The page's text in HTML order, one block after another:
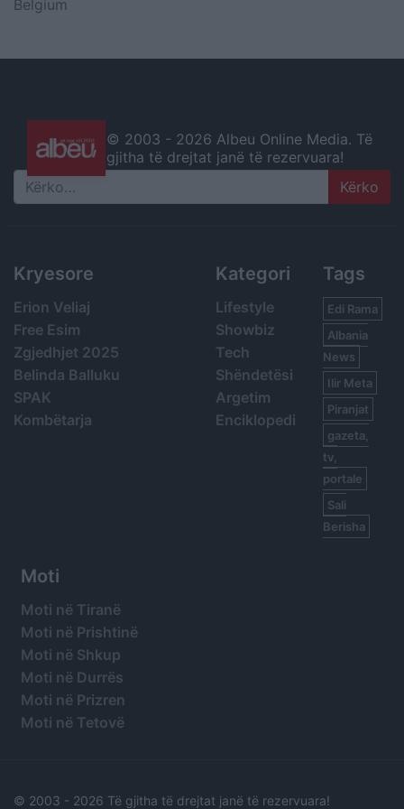
Belgium
© 2003 - 2026 Albeu Online Media. Të
gjitha të drejtat janë të rezervuara!
Search
Kryesore
Erion Veliaj
Free Esim
Zgjedhjet 2025
Belinda Balluku
SPAK
Kombëtarja
Kategori
Lifestyle
Showbiz
Tech
Shëndetësi
Argetim
Enciklopedi
Tags
Edi Rama
Albania
News
Ilir Meta
Piranjat
gazeta,
tv,
portale
Sali
Berisha
Moti
Moti në Tiranë
Moti në Prishtinë
Moti në Shkup
Moti në Durrës
Moti në Prizren
Moti në Tetovë
© 2003 - 2026 Të gjitha të drejtat janë të rezervuara!